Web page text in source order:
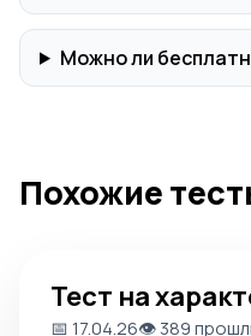
Можно ли
Похожие
Тест на
📅 17.04.26👁️ 389